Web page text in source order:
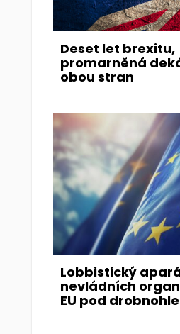
Deset let brexitu,
promarněná
obou stran
Lobbistický
nevládních
EU pod